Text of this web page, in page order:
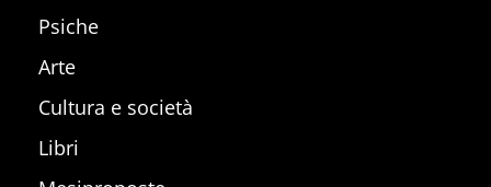
Psiche
Arte
Cultura e società
Libri